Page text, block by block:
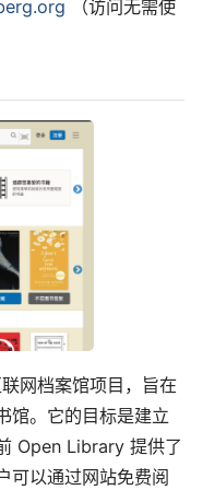
（访问无需使
网档案馆项目，旨在
馆。它的目标是建立
Open Library 提供了
可以通过网站免费阅